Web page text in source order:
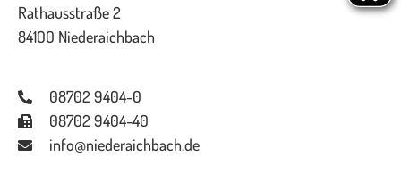
Rathausstraße 2
84100 Niederaichbach
08702 9404-0
08702 9404-40
info@niederaichbach.de